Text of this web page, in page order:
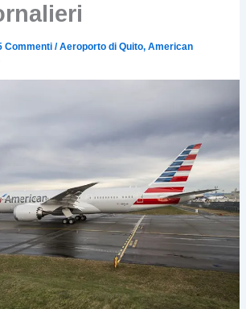
Commenti /Aeroporto di Quito,American